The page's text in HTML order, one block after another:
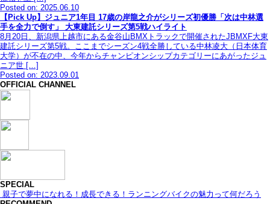
Posted on: 2025.06.10
【Pick Up】ジュニア1年目 17歳の岸龍之介がシリーズ初優勝「次は中林選
手を全力で倒す」 大東建託シリーズ第5戦ハイライト
8月20日、新潟県上越市にある金谷山BMXトラックで開催されたJBMXF大東
建託シリーズ第5戦。ここまでシーズン4戦全勝している中林凌大（日本体育
大学）が不在の中、今年からチャンピオンシップカテゴリーにあがったジュ
ニア世 […]
Posted on: 2023.09.01
OFFICIAL CHANNEL
SPECIAL
親子で夢中になれる！成長できる！ランニングバイクの魅力って何だろう